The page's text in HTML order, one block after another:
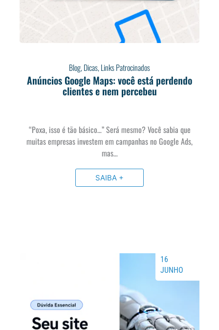
Blog,Dicas,Links Patrocinados
Anúncios Google Maps: você está perdendo
clientes e nem percebeu
“Poxa, isso é tão básico…” Será mesmo? Você sabia que
muitas empresas investem em campanhas no Google Ads,
mas…
SAIBA +
16
JUNHO